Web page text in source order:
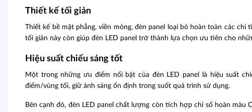
Thiết kế tối giản
Thiết kế bề mặt phẳng, viền mỏng, đèn panel loại bỏ hoàn toàn các
tối giản này còn giúp đèn LED panel trở thành lựa chọn ưu tiên cho
Hiệu suất chiếu sáng tốt
Một trong những ưu điểm nổi bật của đèn LED panel là hiệu suất
điểm/vùng tối, giữ ánh sáng ổn định trong suốt quá trình sử dụng.
Bên cạnh đó, đèn LED panel chất lượng còn tích hợp chỉ số hoàn